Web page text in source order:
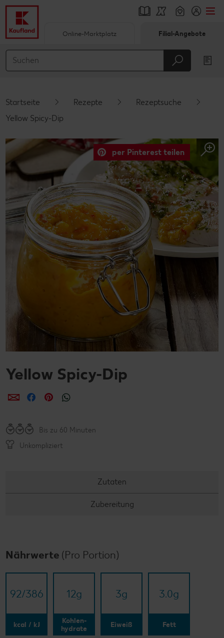
Hauptinhalt
Schwebender Seitenbereich
Online-Marktplatz Filial-Angebote
Startseite Rezepte
Rezeptsuche
Yellow Spicy-Dip
per Pinterest teilen
Yellow Spicy-Dip
per E-Mail teilen
per Facebook teilen
per Pinterest teilen
Bis zu 60 Minuten
Unkompliziert
Zutaten
Zubereitung
Nährwerte (Pro Portion)
92/​386
kcal / kJ
12g
Kohlen-
hydrate
3g
Eiweiß
3.0g
Fett